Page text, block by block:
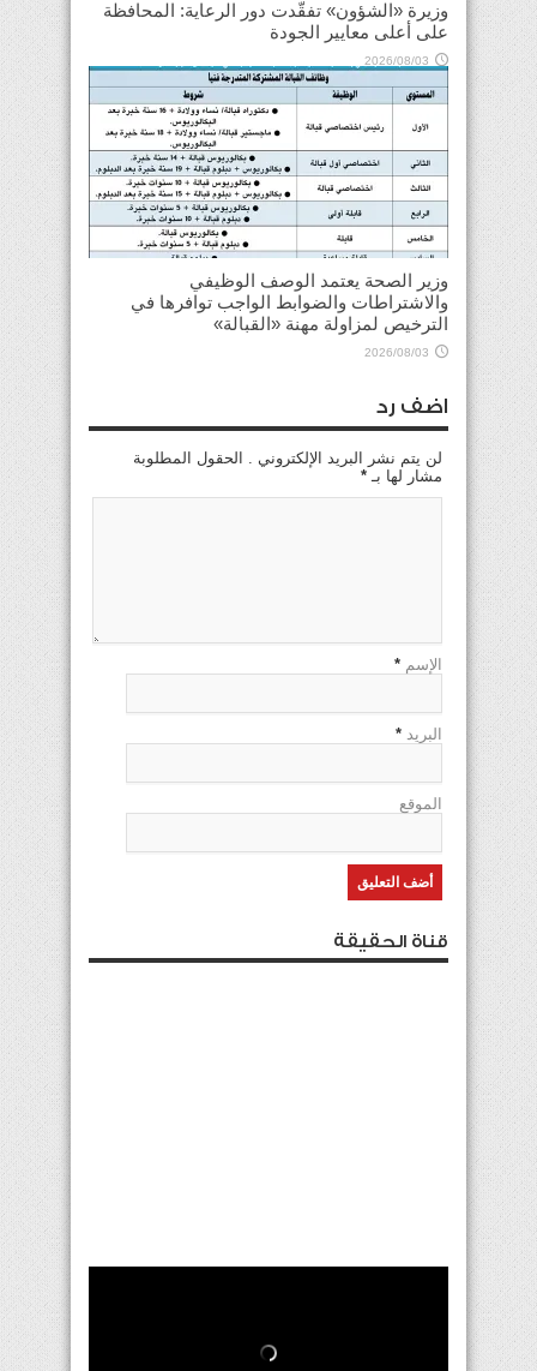
وزيرة «الشؤون» تفقّدت دور الرعاية: المحافظة
على أعلى معايير الجودة
2026/08/03
وزير الصحة يعتمد الوصف الوظيفي
والاشتراطات والضوابط الواجب توافرها في
الترخيص لمزاولة مهنة «القبالة»
2026/08/03
اضف رد
لن يتم نشر البريد الإلكتروني . الحقول المطلوبة
مشار لها بـ *
الإسم *
البريد *
الموقع
قناة الحقيقة